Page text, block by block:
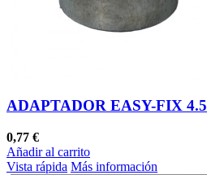
ADAPTADOR EASY-FIX 4.5
0,77 €
Añadir al carrito
Vista rápida Más información